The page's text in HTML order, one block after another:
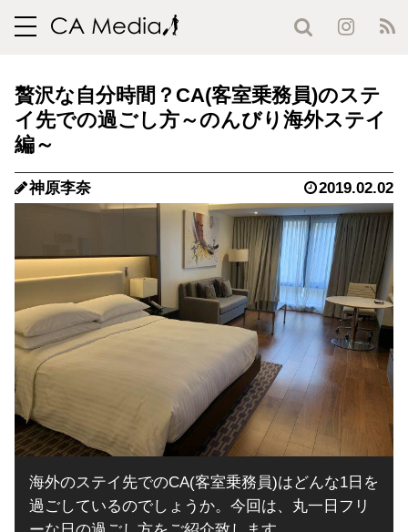
toggle
贅沢な自分時間？CA(客室乗務員)のステ
イ先での過ごし方～のんびり海外ステイ
編～
神原李奈 2019.02.02
海外のステイ先でのCA(客室乗務員)はどんな1日を
過ごしているのでしょうか。今回は、丸一日フリ